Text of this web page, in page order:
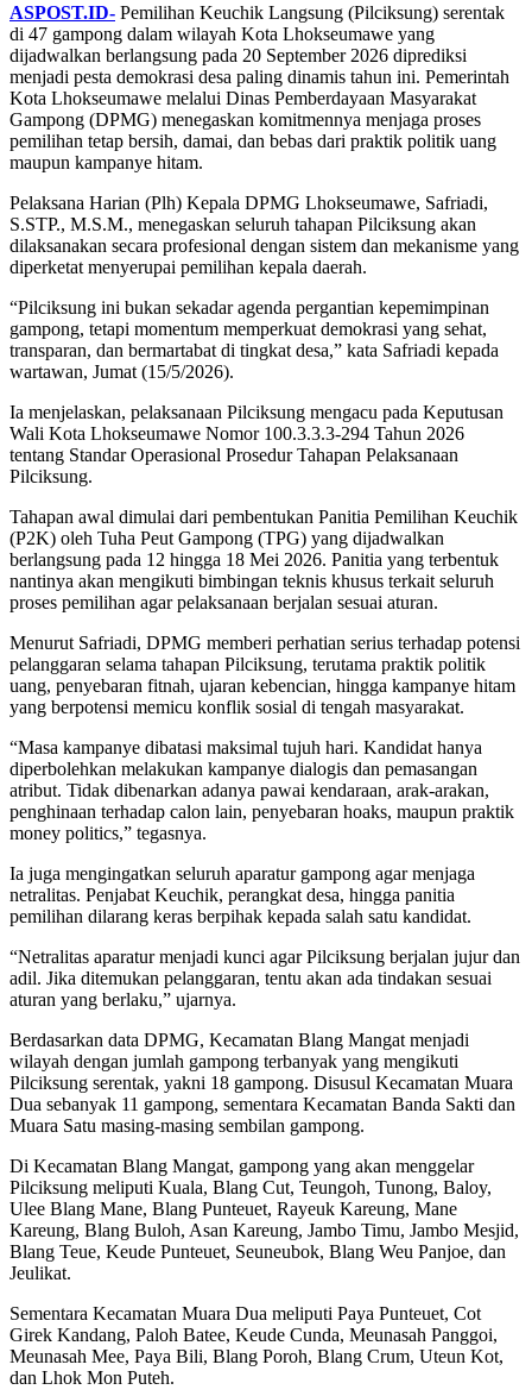
ASPOST.ID- Pemilihan Keuchik Langsung (Pilciksung) serentak
di 47 gampong dalam wilayah Kota Lhokseumawe yang
dijadwalkan berlangsung pada 20 September 2026 diprediksi
menjadi pesta demokrasi desa paling dinamis tahun ini. Pemerintah
Kota Lhokseumawe melalui Dinas Pemberdayaan Masyarakat
Gampong (DPMG) menegaskan komitmennya menjaga proses
pemilihan tetap bersih, damai, dan bebas dari praktik politik uang
maupun kampanye hitam.
Pelaksana Harian (Plh) Kepala DPMG Lhokseumawe, Safriadi,
S.STP., M.S.M., menegaskan seluruh tahapan Pilciksung akan
dilaksanakan secara profesional dengan sistem dan mekanisme yang
diperketat menyerupai pemilihan kepala daerah.
“Pilciksung ini bukan sekadar agenda pergantian kepemimpinan
gampong, tetapi momentum memperkuat demokrasi yang sehat,
transparan, dan bermartabat di tingkat desa,” kata Safriadi kepada
wartawan, Jumat (15/5/2026).
Ia menjelaskan, pelaksanaan Pilciksung mengacu pada Keputusan
Wali Kota Lhokseumawe Nomor 100.3.3.3-294 Tahun 2026
tentang Standar Operasional Prosedur Tahapan Pelaksanaan
Pilciksung.
Tahapan awal dimulai dari pembentukan Panitia Pemilihan Keuchik
(P2K) oleh Tuha Peut Gampong (TPG) yang dijadwalkan
berlangsung pada 12 hingga 18 Mei 2026. Panitia yang terbentuk
nantinya akan mengikuti bimbingan teknis khusus terkait seluruh
proses pemilihan agar pelaksanaan berjalan sesuai aturan.
Menurut Safriadi, DPMG memberi perhatian serius terhadap potensi
pelanggaran selama tahapan Pilciksung, terutama praktik politik
uang, penyebaran fitnah, ujaran kebencian, hingga kampanye hitam
yang berpotensi memicu konflik sosial di tengah masyarakat.
“Masa kampanye dibatasi maksimal tujuh hari. Kandidat hanya
diperbolehkan melakukan kampanye dialogis dan pemasangan
atribut. Tidak dibenarkan adanya pawai kendaraan, arak-arakan,
penghinaan terhadap calon lain, penyebaran hoaks, maupun praktik
money politics,” tegasnya.
Ia juga mengingatkan seluruh aparatur gampong agar menjaga
netralitas. Penjabat Keuchik, perangkat desa, hingga panitia
pemilihan dilarang keras berpihak kepada salah satu kandidat.
“Netralitas aparatur menjadi kunci agar Pilciksung berjalan jujur dan
adil. Jika ditemukan pelanggaran, tentu akan ada tindakan sesuai
aturan yang berlaku,” ujarnya.
Berdasarkan data DPMG, Kecamatan Blang Mangat menjadi
wilayah dengan jumlah gampong terbanyak yang mengikuti
Pilciksung serentak, yakni 18 gampong. Disusul Kecamatan Muara
Dua sebanyak 11 gampong, sementara Kecamatan Banda Sakti dan
Muara Satu masing-masing sembilan gampong.
Di Kecamatan Blang Mangat, gampong yang akan menggelar
Pilciksung meliputi Kuala, Blang Cut, Teungoh, Tunong, Baloy,
Ulee Blang Mane, Blang Punteuet, Rayeuk Kareung, Mane
Kareung, Blang Buloh, Asan Kareung, Jambo Timu, Jambo Mesjid,
Blang Teue, Keude Punteuet, Seuneubok, Blang Weu Panjoe, dan
Jeulikat.
Sementara Kecamatan Muara Dua meliputi Paya Punteuet, Cot
Girek Kandang, Paloh Batee, Keude Cunda, Meunasah Panggoi,
Meunasah Mee, Paya Bili, Blang Poroh, Blang Crum, Uteun Kot,
dan Lhok Mon Puteh.